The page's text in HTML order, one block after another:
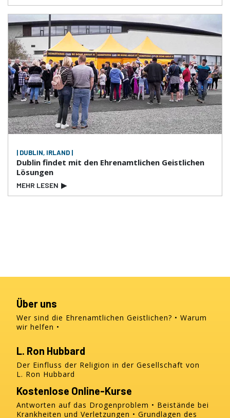
| DUBLIN, IRLAND |
Dublin findet mit den Ehrenamtlichen Geistlichen
Lösungen
MEHR LESEN ▶
Über uns
Wer sind die Ehrenamtlichen Geistlichen?
Warum
wir helfen
L. Ron Hubbard
Der Einfluss der Religion in der Gesellschaft von
L. Ron Hubbard
Kostenlose Online-Kurse
Antworten auf das Drogenproblem
Beistände bei
Krankheiten und Verletzungen
Grundlagen des